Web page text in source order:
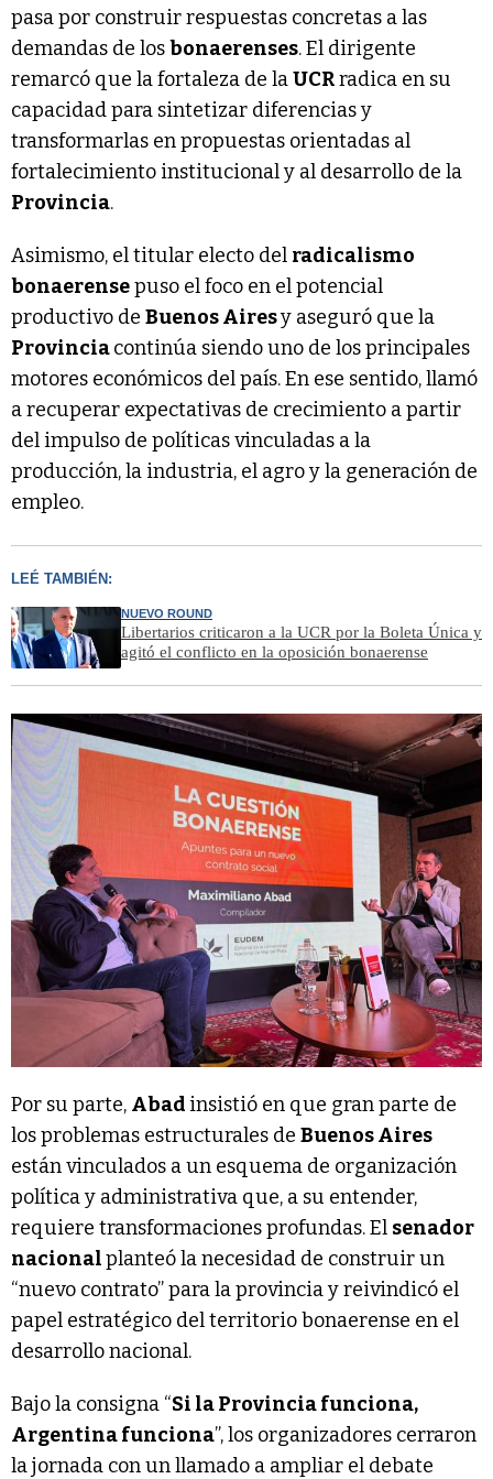
pasa por construir respuestas concretas a las
demandas de losbonaerenses. El dirigente
remarcó que la fortaleza de laUCRradica en su
capacidad para sintetizar diferencias y
transformarlas en propuestas orientadas al
fortalecimiento institucional y al desarrollo de la
Provincia.
Asimismo, el titular electo del radicalismo
bonaerensepuso el foco en el potencial
productivo de Buenos Airesy aseguró que la
Provinciacontinúa siendo uno de los principales
motores económicos del país. En ese sentido, llamó
a recuperar expectativas de crecimiento a partir
del impulso de políticas vinculadas a la
producción, la industria, el agro y la generación de
empleo.
LEÉ TAMBIÉN:
NUEVO ROUND
Libertarios criticaron a la UCR por la Boleta Única y
agitó el conflicto en la oposición bonaerense
Por su parte, Abad insistió en que gran parte de
los problemas estructurales de Buenos Aires
están vinculados a un esquema de organización
política y administrativa que, a su entender,
requiere transformaciones profundas. El senador
nacionalplanteó la necesidad de construir un
“nuevo contrato” para la provincia y reivindicó el
papel estratégico del territorio bonaerense en el
desarrollo nacional.
Bajo la consigna “Si la Provincia funciona,
Argentina funciona”, los organizadores cerraron
la jornada con un llamado a ampliar el debate